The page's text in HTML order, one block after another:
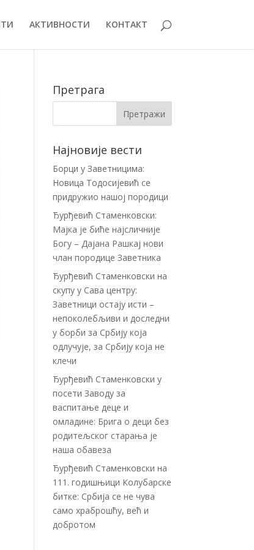
АКТИВНОСТИ КОНТАКТ
Претрага
Најновије вести
Борци у Заветницима:
Новица Тодосијевић се
придружио нашој породици
Ђурђевић Стаменковски:
Мајка је биће најсличније
Богу – Дајана Рашкај нови
члан породице Заветника
Ђурђевић Стаменковски на
скупу у Сава центру:
Заветници остају исти –
непоколебљиви и доследни
у борби за Србију која
одлучује, за Србију која не
клечи
Ђурђевић Стаменковски у
посети Заводу за
васпитање деце и
омладине: Брига о деци без
родитељског старања је
наша обавеза
Ђурђевић Стаменковски на
111. годишњици Колубарске
битке: Србија се не чува
само храброшћу, већ и
добротом